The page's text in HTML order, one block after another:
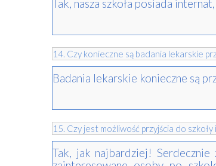
Tak, nasza szkoła posiada
14. Czy konieczne są badania lekarskie
Badania lekarskie konieczne są
15. Czy jest możliwość przyjścia do
Tak, jak najbardziej!